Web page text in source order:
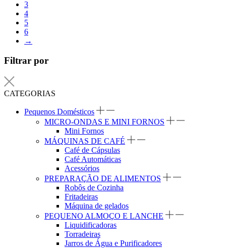
3
4
5
6
→
Filtrar por
CATEGORIAS
Pequenos Domésticos
MICRO-ONDAS E MINI FORNOS
Mini Fornos
MÁQUINAS DE CAFÉ
Café de Cápsulas
Café Automáticas
Acessórios
PREPARAÇÃO DE ALIMENTOS
Robôs de Cozinha
Fritadeiras
Máquina de gelados
PEQUENO ALMOÇO E LANCHE
Liquidificadoras
Torradeiras
Jarros de Água e Purificadores